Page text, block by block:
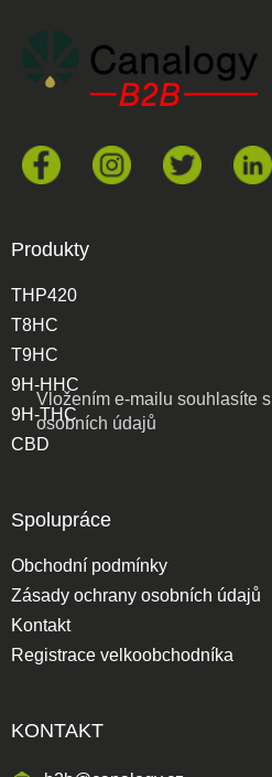
Vložením e-mailu souhlasíte s
osobních údajů
Produkty
THP420
T8HC
T9HC
9H-HHC
9H-THC
CBD
Spolupráce
Obchodní podmínky
Zásady ochrany osobních údajů
Kontakt
Registrace velkoobchodníka
KONTAKT